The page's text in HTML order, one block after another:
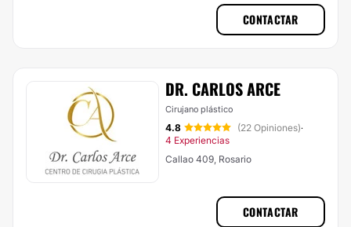
CONTACTAR
DR. CARLOS ARCE
Cirujano plástico
4.8 (22 Opiniones)·
4 Experiencias
Callao 409, Rosario
CONTACTAR